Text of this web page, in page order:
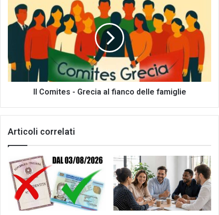
Comites
Grecia
delle
famiglie
Il Comites - Grecia al fianco delle famiglie
Articoli correlati